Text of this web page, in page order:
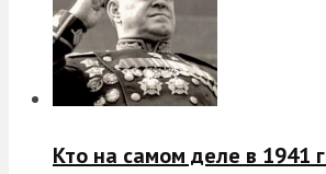
Кто на самом деле в 1941